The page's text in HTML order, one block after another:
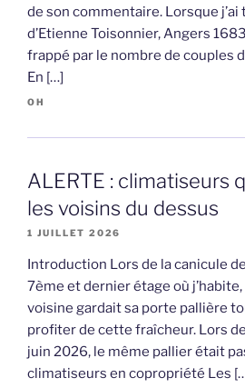
de son commentaire. Lorsque j’ai
d’Etienne Toisonnier, Angers
frappé par le nombre de couples
En […]
OH
ALERTE : climatiseurs
les voisins du dessus
1 JUILLET 2026
Introduction Lors de la canicule
7ème et dernier étage où
voisine gardait sa porte pallière
profiter de cette fraîcheur. Lors
juin 2026, le même pallier était
climatiseurs en copropriété Les